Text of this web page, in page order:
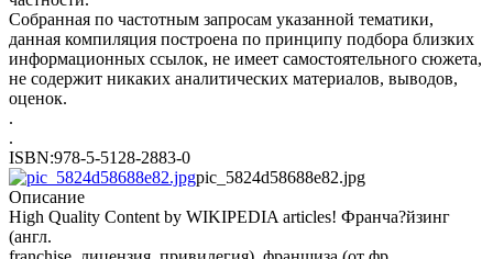
Собранная по частотным запросам указанной тематики,
данная компиляция построена по принципу подбора близких
информационных ссылок, не имеет самостоятельного сюжета,
не содержит никаких аналитических материалов, выводов,
оценок.
.
.
ISBN:978-5-5128-2883-0
pic_5824d58688e82.jpg
Описание
High Quality Content by WIKIPEDIA articles! Франча?йзинг
(англ.